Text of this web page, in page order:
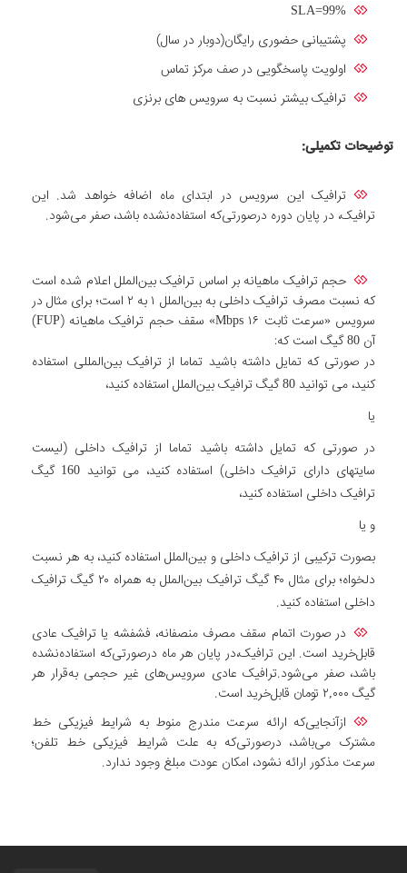
SLA=99%
پشتیبانی حضوری رایگان(دوبار در سال)
اولویت پاسخگویی در صف مرکز تماس
ترافیک بیشتر نسبت به سرویس های برنزی
توضیحات تکمیلی:
ترافیک این سرویس در ابتدای ماه اضافه خواهد شد. این
ترافیک، در پایان دوره درصورتی‌که استفاده‌نشده باشد، صفر می‌شود.
حجم ترافیک ماهیانه بر اساس ترافیک بین‌الملل اعلام شده است
که نسبت مصرف ترافیک داخلی به بین‌الملل ۱ به ۲ است؛ برای مثال در
سرویس «سرعت ثابت Mbps ۱۶» سقف حجم ترافیک ماهیانه (FUP)
آن 80 گیگ است که:
در صورتی که تمایل داشته باشید تماما از ترافیک بین‌المللی استفاده
کنید، می توانید 80 گیگ ترافیک بین‌الملل استفاده کنید،
یا
در صورتی که تمایل داشته باشید تماما از ترافیک داخلی (لیست
سایتهای دارای ترافیک داخلی) استفاده کنید، می توانید 160 گیگ
ترافیک داخلی استفاده کنید،
و یا
بصورت ترکیبی از ترافیک داخلی و بین‌الملل استفاده کنید، به هر نسبت
دلخواه؛ برای مثال ۴۰ گیگ ترافیک بین‌الملل به همراه ۲۰ گیگ ترافیک
داخلی استفاده کنید.
در صورت اتمام سقف مصرف منصفانه، فشفشه یا ترافیک عادی
قابل‌خرید است. این ترافیک،در پایان هر ماه درصورتی‌که استفاده‌نشده
باشد، صفر می‌شود.ترافیک عادی سرویس‌های غیر حجمی به‌قرار هر
گیگ ۲,۰۰۰ تومان قابل‌خرید است.
ازآنجایی‌که ارائه سرعت مندرج منوط به شرایط فیزیکی خط
مشترک می‌باشد، درصورتی‌که به علت شرایط فیزیکی خط تلفن؛
سرعت مذکور ارائه نشود، امکان عودت مبلغ وجود ندارد.